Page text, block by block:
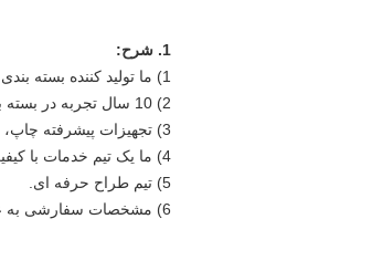
1. شرح:
1) ما تولید کننده بسته بندی پلاستیکی است.
2) 10 سال تجربه در بسته بندی پلاستیکی.
3) تجهیزات پیشرفته چاپ، لمینیت و ساخت کیسه.
4) ما یک تیم خدمات با کیفیت بالا داریم.
5) تیم طراح حرفه ای.
6) مشخصات سفارشی به عنوان محصول خود را.